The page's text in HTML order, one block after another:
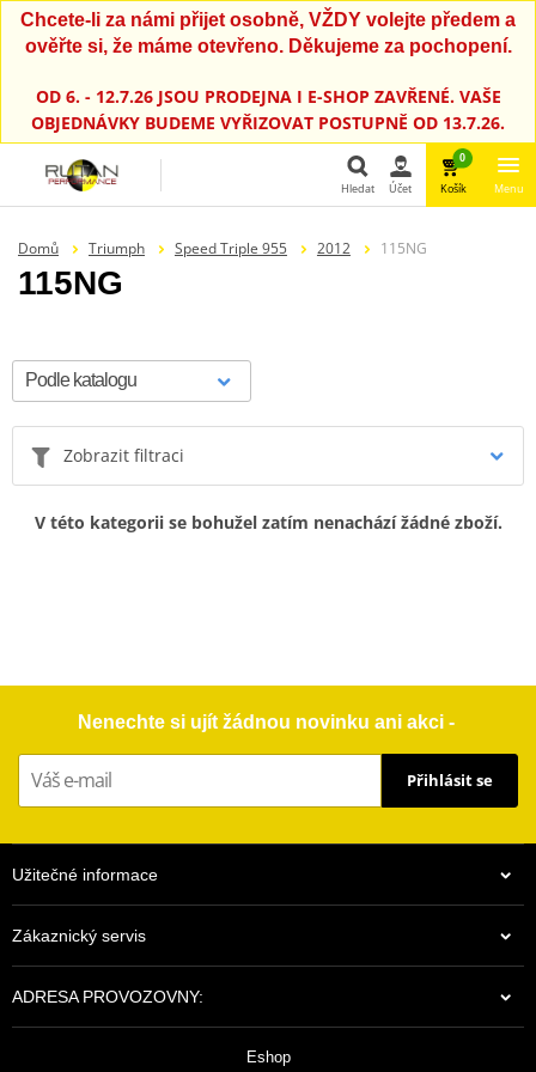
Chcete-li za námi přijet osobně, VŽDY volejte předem a
ověřte si, že máme otevřeno. Děkujeme za pochopení.
OD 6. - 12.7.26 JSOU PRODEJNA I E-SHOP ZAVŘENÉ. VAŠE
OBJEDNÁVKY BUDEME VYŘIZOVAT POSTUPNĚ OD 13.7.26.
Hledat Účet
0
Košík Menu
Domů Triumph Speed Triple 955 2012 115NG
115NG
Zobrazit filtraci
V této kategorii se bohužel zatím nenachází žádné zboží.
Nenechte si ujít žádnou novinku ani akci -
Přihlásit se
Užitečné informace
Zákaznický servis
ADRESA PROVOZOVNY:
Eshop